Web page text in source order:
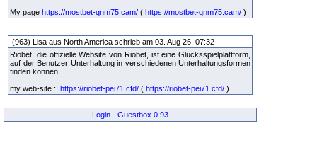
My page https://mostbet-qnm75.cam/ ( https://mostbet-qnm75.cam/ )
(963) Lisa aus North America schrieb am 03. Aug 26, 07:32
Riobet, die offizielle Website von Riobet, ist eine Glücksspielplattform,
auf der Benutzer Unterhaltung in verschiedenen Unterhaltungsformen
finden können.
my web-site :: https://riobet-pei71.cfd/ ( https://riobet-pei71.cfd/ )
Login - Guestbox 0.93